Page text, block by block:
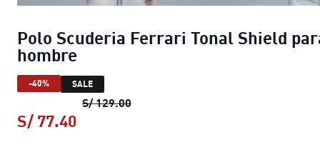
Polo Scuderia Ferrari Tonal Shield
hombre
-40% SALE
S/ 129.00Polo Scuderia Ferrari Tonal Shield
S/ 77.40